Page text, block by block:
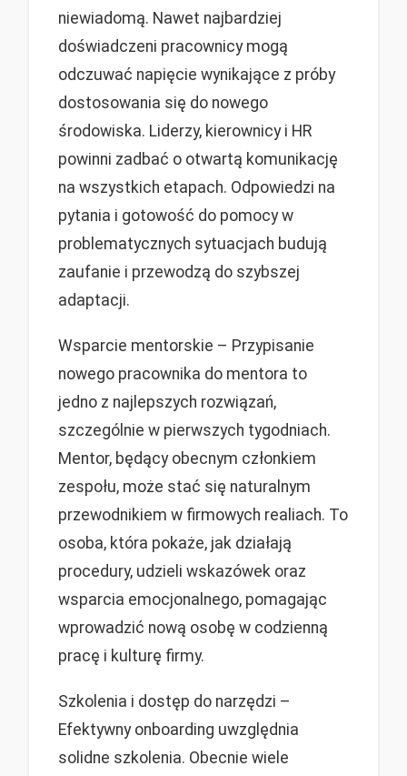
niewiadomą. Nawet najbardziej
doświadczeni pracownicy mogą
odczuwać napięcie wynikające z próby
dostosowania się do nowego
środowiska. Liderzy, kierownicy i HR
powinni zadbać o otwartą komunikację
na wszystkich etapach. Odpowiedzi na
pytania i gotowość do pomocy w
problematycznych sytuacjach budują
zaufanie i przewodzą do szybszej
adaptacji.
Wsparcie mentorskie – Przypisanie
nowego pracownika do mentora to
jedno z najlepszych rozwiązań,
szczególnie w pierwszych tygodniach.
Mentor, będący obecnym członkiem
zespołu, może stać się naturalnym
przewodnikiem w firmowych realiach. To
osoba, która pokaże, jak działają
procedury, udzieli wskazówek oraz
wsparcia emocjonalnego, pomagając
wprowadzić nową osobę w codzienną
pracę i kulturę firmy.
Szkolenia i dostęp do narzędzi –
Efektywny onboarding uwzględnia
solidne szkolenia. Obecnie wiele